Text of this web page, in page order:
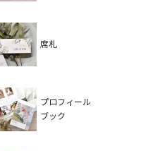
席札
プロフィール
ブック